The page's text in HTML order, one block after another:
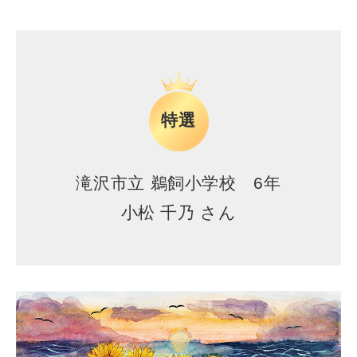
特選
滝沢市立 鵜飼小学校 6年
小松 千乃 さん